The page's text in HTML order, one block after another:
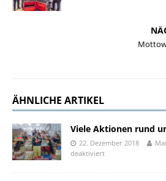
ÄHNLICHE ARTIKEL
Viele Aktionen rund
22. Dezember 2018
deaktiviert